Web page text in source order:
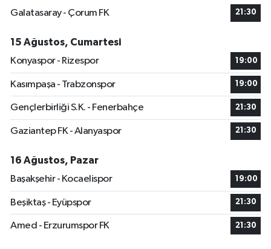
Galatasaray - Çorum FK
21:30
15 Ağustos, Cumartesi
Konyaspor - Rizespor
19:00
Kasımpaşa - Trabzonspor 19:00
Gençlerbirliği S.K. - Fenerbahçe 21:30
Gaziantep FK - Alanyaspor 21:30
16 Ağustos, Pazar
Başakşehir - Kocaelispor
19:00
Beşiktaş - Eyüpspor 21:30
Amed - Erzurumspor FK 21:30